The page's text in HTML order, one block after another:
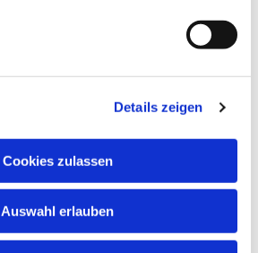
Details zeigen
Cookies zulassen
Auswahl erlauben